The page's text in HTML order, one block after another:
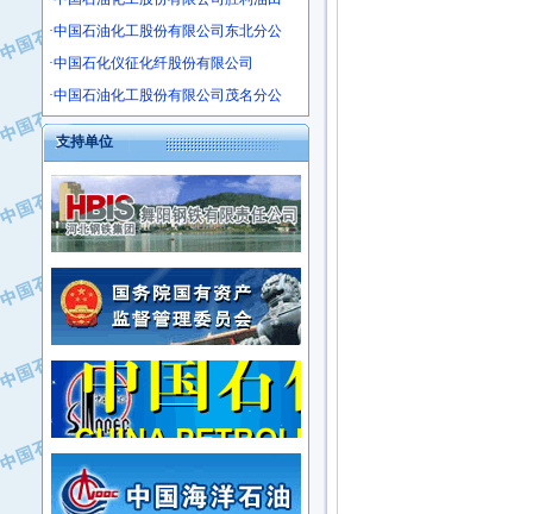
·华北石油新大禹环保设备有限公司
·河北翼凌机械制造总厂
·萍乡市庞泰化工填料有限公司
·实华(天津)国际贸易有限公司
·上海宝钢商贸有限公司
·辽河石油勘探局总机械厂
·正泰集团
·华北油田科达开发有限公司
·上海高桥电缆（集团）有限公司
·中石化西南石油局井下工程处
·大庆油田石油专用设备有限公司
·中核苏阀科技实业股份有限公司
·山特电子（深圳）有限公司
·常州市中兴石油化工助剂有限公司
·姜堰市三联助剂有限公司
·四川中光高技术研究所有限责任公司
·中国石油化工股份有限公司东北分公
·中国石化仪征化纤股份有限公司
·中国石油化工股份有限公司茂名分公
支持单位
·中国石化茂名石化分公司
·中国石油大港油田分公司
·靖江市天和泵业有限公司
·中油油气勘探软件国家工程研究中心
·西安长庆钻宇集团咸阳石化有限公司
·新疆安维消防设施器材有限公司
·华北石油津工机械制造有限公司